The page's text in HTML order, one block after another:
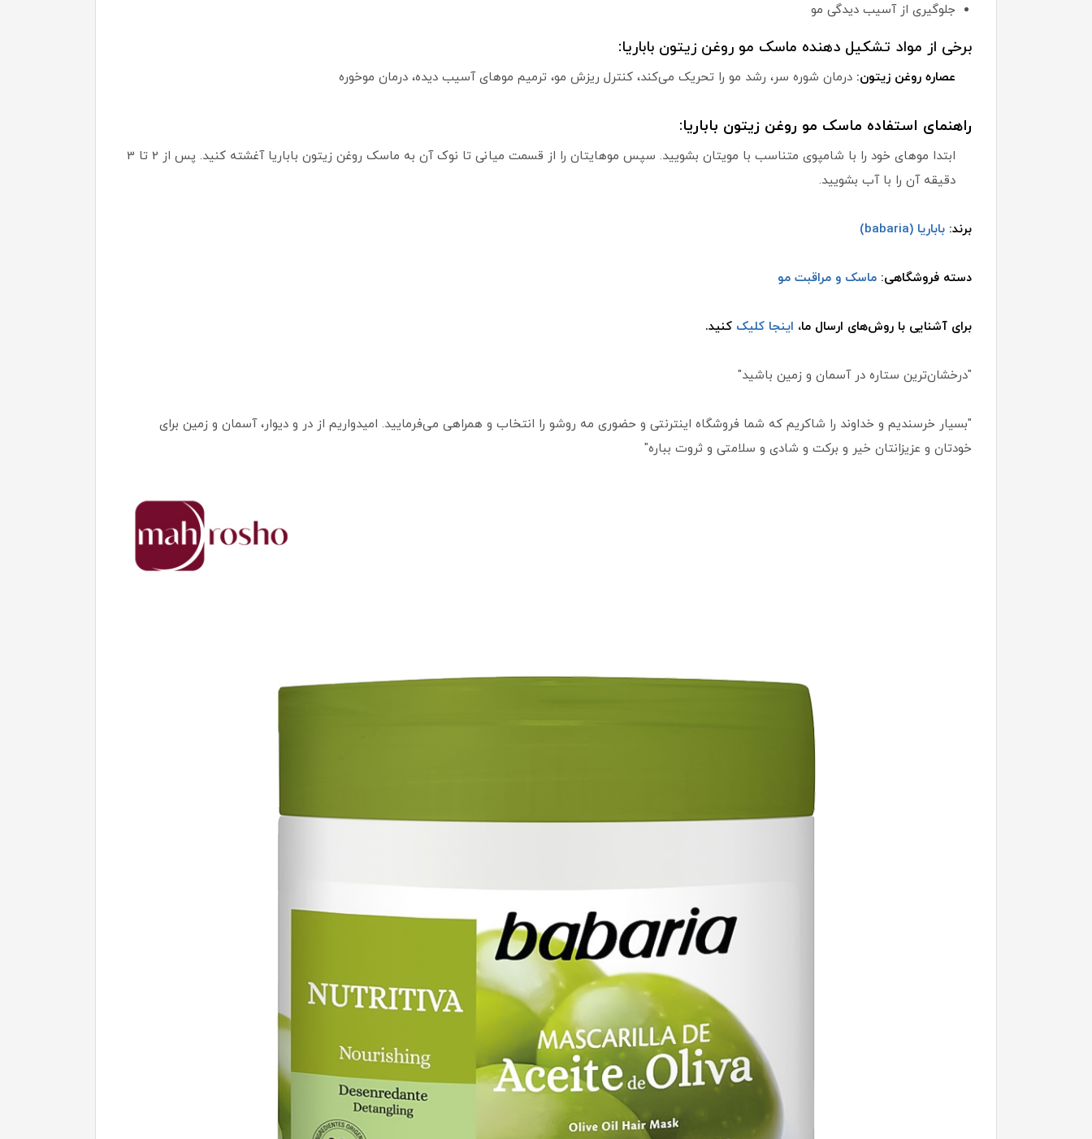
جلوگیری از آسیب دیدگی مو
برخی از مواد تشکیل دهنده ماسک مو روغن زیتون باباریا:
عصاره روغن زیتون: درمان شوره سر، رشد مو را تحریک می‌کند، کنترل ریزش مو، ترمیم موهای آسیب دیده، درمان موخوره
راهنمای استفاده ماسک مو روغن زیتون باباریا:
ابتدا موهای خود را با شامپوی متناسب با مویتان بشویید. سپس موهایتان را از قسمت میانی تا نوک آن به ماسک روغن زیتون باباریا آغشته کنید. پس از 2 تا 3
دقیقه آن را با آب بشویید.
برند: باباریا (babaria)
دسته فروشگاهی: ماسک و مراقبت مو
برای آشنایی با روش‌های ارسال ما، اینجا کلیک کنید.
"درخشان‌ترین ستاره در آسمان و زمین باشید"
"بسیار خرسندیم و خداوند را شاکریم که شما فروشگاه اینترنتی و حضوری مه روشو را انتخاب و همراهی می‌فرمایید. امیدواریم از در و دیوار، آسمان و زمین برای
خودتان و عزیزانتان خیر و برکت و شادی و سلامتی و ثروت بباره"